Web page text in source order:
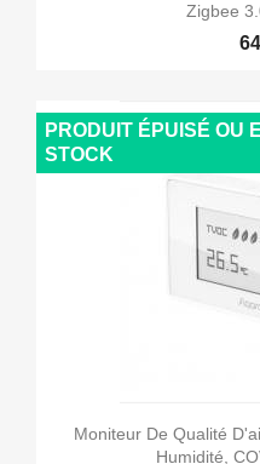
Zigbee
Moniteur De Qualité
Humidité,
PRODUIT ÉPUISÉ OU
STOCK